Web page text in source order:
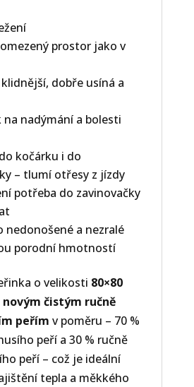
prostor jako v
dobře usíná a
nadýmání a bolesti
kočárku i do
– tlumí otřesy z jízdy
potřeba do zavinovačky
nedonošené a nezralé
porodní hmotností
o velikosti 80×80
novým čistým ručně
peřím v poměru – 70 %
peří a 30 % ručně
peří – což je ideální
tepla a měkkého